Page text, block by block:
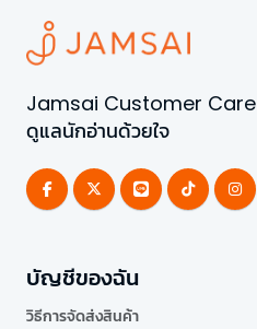
Jamsai Customer Care
ดูแลนักอ่านด้วยใจ
บัญชีของฉัน
วิธีการจัดส่งสินค้า